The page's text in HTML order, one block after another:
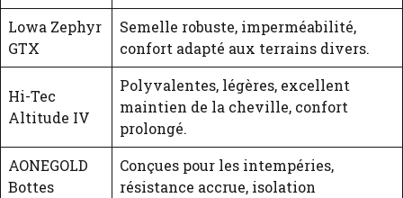
Lowa Zephyr
GTX
Semelle robuste, imperméabilité,
confort adapté aux terrains divers.
Hi-Tec
Altitude IV
Polyvalentes, légères, excellent
maintien de la cheville, confort
prolongé.
AONEGOLD
Bottes
Conçues pour les intempéries,
résistance accrue, isolation